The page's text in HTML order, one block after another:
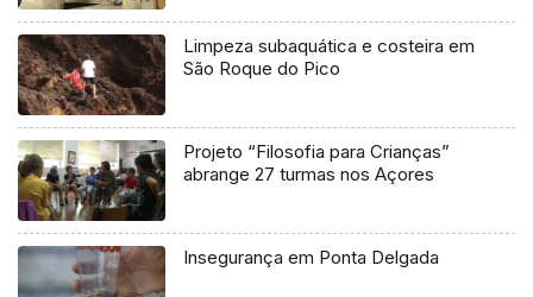
Limpeza subaquática e costeira em
São Roque do Pico
Projeto “Filosofia para Crianças”
abrange 27 turmas nos Açores
Insegurança em Ponta Delgada